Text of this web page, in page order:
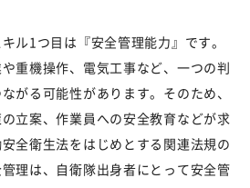
ル1つ目は『安全管理能力』です。
重機操作、電気工事など、一つの判
がる可能性があります。そのため、
立案、作業員への安全教育などが求
全衛生法をはじめとする関連法規の
理は、自衛隊出身者にとって安全管